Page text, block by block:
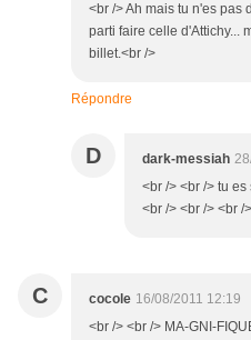
<br /> Ah mais tu n'es pas
parti faire celle d'Attichy...
billet.<br />
Répondre
D dark-messiah
<br /> <br /> tu
<br /> <br /> <br />
C cocole 16/08/2011 12:19
<br /> <br /> MA-GNI-